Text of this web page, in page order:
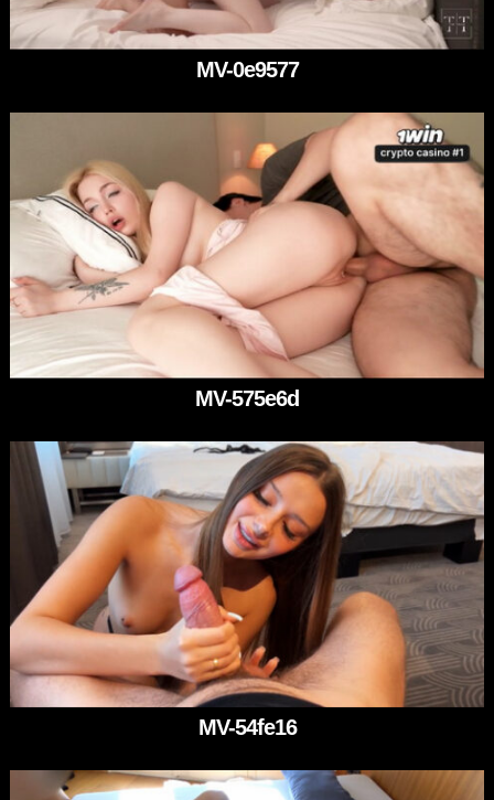
MV-0e9577
MV-575e6d
MV-54fe16